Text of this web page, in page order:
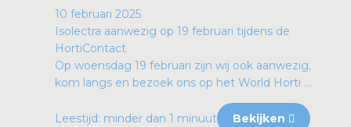
10 februari 2025
Isolectra aanwezig op 19 februari tijdens de
HortiContact
Op woensdag 19 februari zijn wij ook aanwezig,
kom langs en bezoek ons op het World Horti ...
Leestijd: minder dan 1 minuut Bekijken